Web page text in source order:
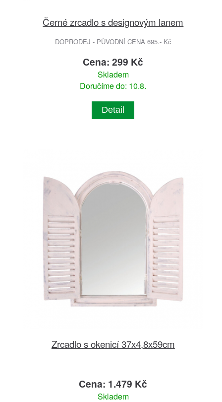
Černé zrcadlo s designovým lanem
DOPRODEJ - PŮVODNÍ CENA 695.- Kč
Cena: 299 Kč
Skladem
Doručíme do: 10.8.
Detail
Zrcadlo s okenicí 37x4,8x59cm
Cena: 1.479 Kč
Skladem